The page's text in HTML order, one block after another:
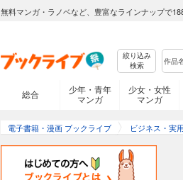
無料マンガ・ラノベなど、豊富なラインナップで
絞り込み
検索
総合
少年・青年
マンガ
少女・女性
マンガ
電子書籍・漫画 ブックライブ ビジネス・実用